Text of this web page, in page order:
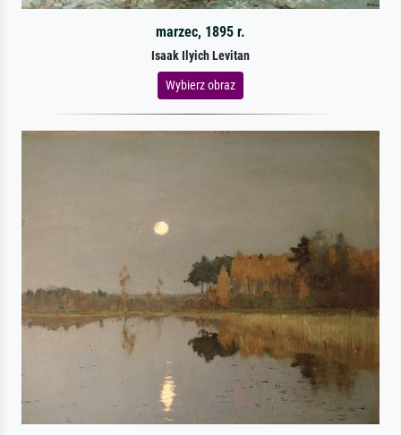
marzec, 1895 r.
Isaak Ilyich Levitan
Wybierz obraz